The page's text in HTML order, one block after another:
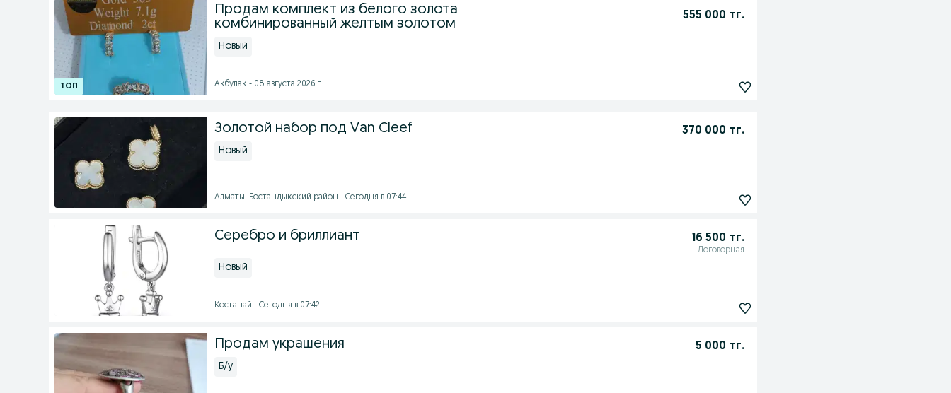
Продам комплект из белого золота
комбинированный желтым золотом
555 000 тг.
Новый
Акбулак - 08 августа 2026 г.
Золотой набор под Van Cleef 370 000 тг.
Новый
Алматы, Бостандыкский район - Сегодня в 07:44
Серебро и бриллиант 16 500 тг.
Договорная
Новый
Костанай - Сегодня в 07:42
Продам украшения 5 000 тг.
Б/у